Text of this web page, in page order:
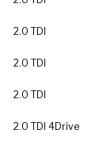
2.0 TDI
2.0 TDI
2.0 TDI
2.0 TDI 4Drive